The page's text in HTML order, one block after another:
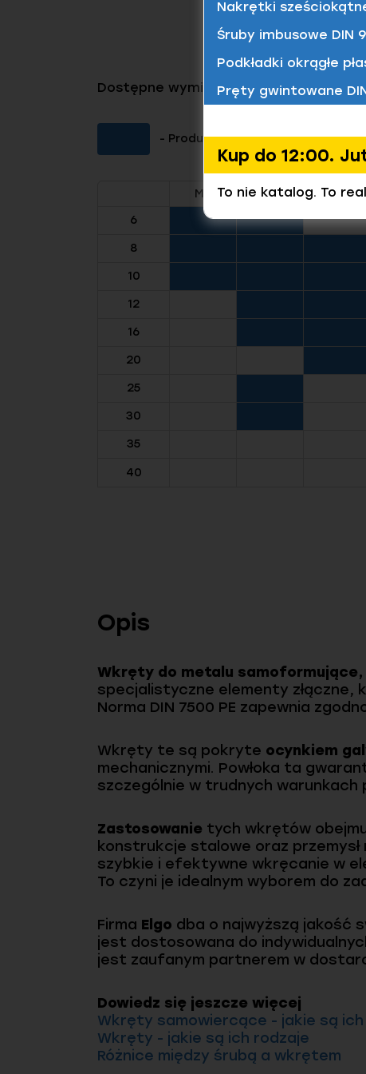
Dostępne wymiary tego produktu
- Produkt dostępny (Kliknij aby
M3 M4 M5
6
8
10
12
16
20
25
30
35
40
Opis
Wkręty do metalu samoformujące,
specjalistyczne elementy
Norma DIN 7500 PE zapewnia
Wkręty te są pokryte ocynkiem
mechanicznymi. Powłoka ta
szczególnie w trudnych warunkach
Zastosowanie tych wkrętów
konstrukcje stalowe oraz
szybkie i efektywne wkręcanie w
To czyni je idealnym wyborem do
Firma Elgo dba o najwyższą jakość
jest dostosowana do
jest zaufanym partnerem w
Dowiedz się jeszcze więcej
Wkręty samowiercące - jakie są
Wkręty - jakie są ich rodzaje
Różnice między śrubą a wkrętem
Nakrętki
Śruby imbusowe DIN
Podkładki okrągłe
Pręty gwintowane
Kup do 12:00.
To nie katalog. To